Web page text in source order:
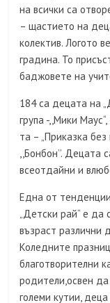
на всички са
– щастието на
колектив. Логото
градина. То
баджовете на
184 са децата на
група -,,Мики
та – „Приказка без
,,Бонбон’’. Децата
всеотдайни и
Една от
„Детски рай“ е да
възраст различни
Коледните
благотворителни
родители,освен
големи кутии,